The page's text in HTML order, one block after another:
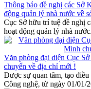
Thông báo đề nghị các Sở
động quản lý nhà nước về
Cục Sở hữu trí tuệ đề nghị
hoạt động quản lý nhà
Văn phòng đại diện Cục
chuyển về địa chỉ mới !
Được sự quan tâm, tạo
Công nghệ, từ ngày 01/01/